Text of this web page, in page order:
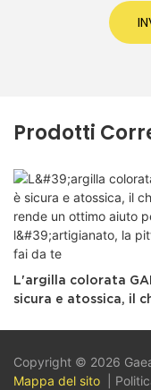
Prodotti
L'argilla colorata
sicura e atossica, il
fai da te
Copyright © 2026
Mappa del sito